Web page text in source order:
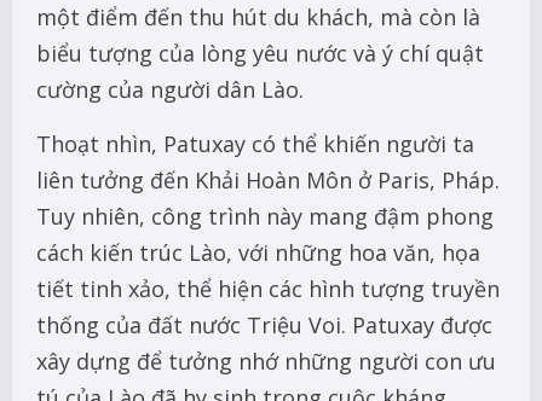
một điểm đến thu hút du khách, mà còn là
biểu tượng của lòng yêu nước và ý chí quật
cường của người dân Lào.
Thoạt nhìn, Patuxay có thể khiến người ta
liên tưởng đến Khải Hoàn Môn ở Paris, Pháp.
Tuy nhiên, công trình này mang đậm phong
cách kiến trúc Lào, với những hoa văn, họa
tiết tinh xảo, thể hiện các hình tượng truyền
thống của đất nước Triệu Voi. Patuxay được
xây dựng để tưởng nhớ những người con ưu